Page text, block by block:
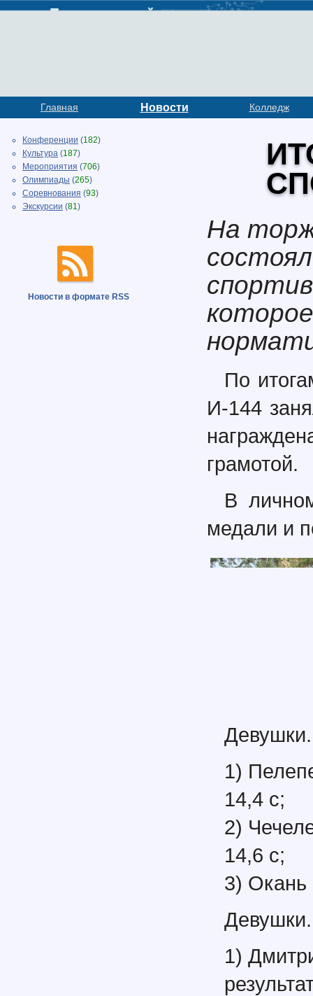
Главная Новости Колледж
Конференции (182)
Культура (187)
Мероприятия (706)
Олимпиады (265)
Соревнования (93)
Экскурсии (81)
Новости в формате RSS
На
По
И-144
грамотой.
В
медали и
1)
14,4 с;
2)
14,6 с;
3) Окань
1)